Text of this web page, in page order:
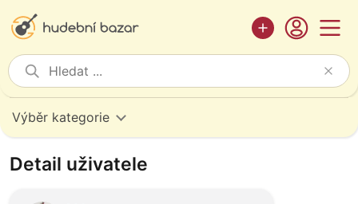
Výběr kategorie
Detail uživatele